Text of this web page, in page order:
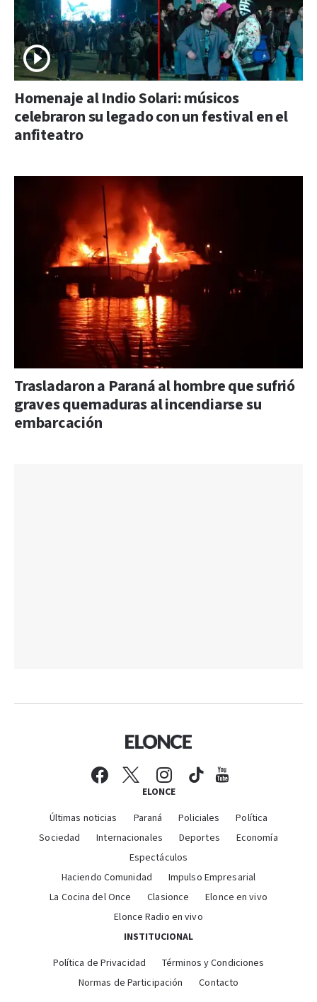
Homenaje al Indio Solari: músicos
celebraron su legado con un festival en el
anfiteatro
Trasladaron a Paraná al hombre que sufrió
graves quemaduras al incendiarse su
embarcación
ELONCE
Últimas noticias Paraná Policiales
Política
Sociedad
Internacionales Deportes
Economía
Espectáculos
Haciendo Comunidad
Impulso Empresarial
La Cocina del Once
Clasionce
Elonce en vivo
Elonce Radio en vivo
INSTITUCIONAL
Política de Privacidad
Términos y Condiciones
Normas de Participación
Contacto